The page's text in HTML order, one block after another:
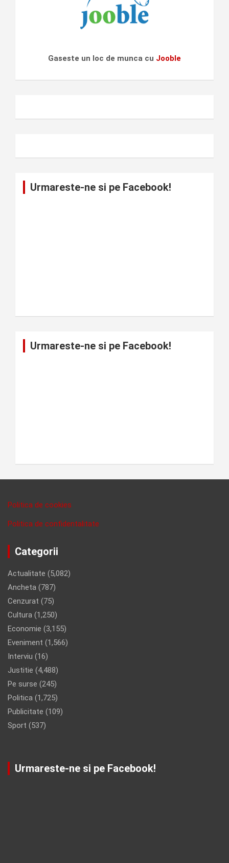
Gaseste un loc de munca cu Jooble
Urmareste-ne si pe Facebook!
Urmareste-ne si pe Facebook!
Politica de cookies
Politica de confidentalitate
Categorii
Actualitate (5,082)
Ancheta (787)
Cenzurat (75)
Cultura (1,250)
Economie (3,155)
Eveniment (1,566)
Interviu (16)
Justitie (4,488)
Pe surse (245)
Politica (1,725)
Publicitate (109)
Sport (537)
Urmareste-ne si pe Facebook!